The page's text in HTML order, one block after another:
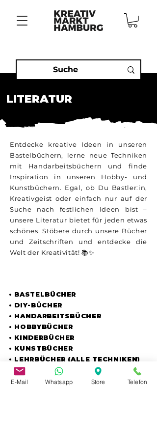
LITERATUR
Entdecke kreative Ideen in unseren
Bastelbüchern, lerne neue Techniken
mit Handarbeitsbüchern und finde
Inspiration in unseren Hobby- und
Kunstbüchern. Egal, ob Du Bastler:in,
Kreativgeist oder einfach nur auf der
Suche nach festlichen Ideen bist –
unsere Literatur bietet für jeden etwas
schönes. Stöbere durch unsere Bücher
und Zeitschriften und entdecke die
Welt der Kreativität! 📚✨
• BASTELBÜCHER
• DIY-BÜCHER
• HANDARBEITSBÜCHER
• HOBBYBÜCHER
• KINDERBÜCHER
• KUNSTBÜCHER
• LEHRBÜCHER (ALLE TECHNIKEN)
• TÖPFERBÜCHER
• WEIHNACHTSBÜCHER
E-Mail Whatsapp Store Telefon